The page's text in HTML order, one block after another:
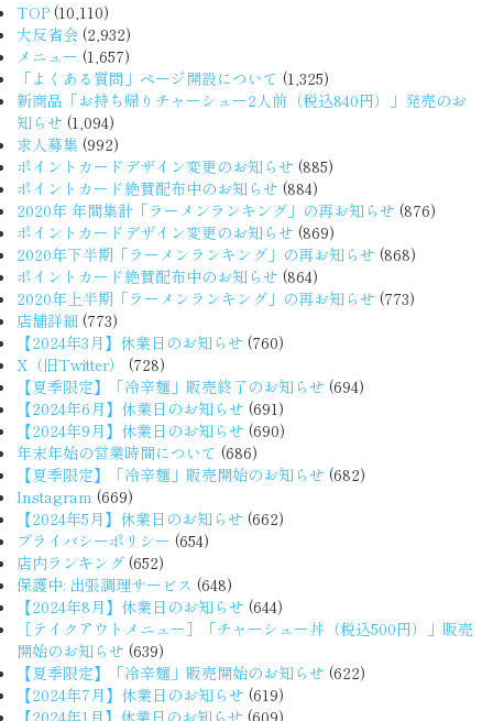
TOP (10,110)
大反省会 (2,932)
メニュー (1,657)
「よくある質問」ページ開設について (1,325)
新商品「お持ち帰りチャーシュー2人前（税込840円）」発売のお
知らせ (1,094)
求人募集 (992)
ポイントカードデザイン変更のお知らせ (885)
ポイントカード絶賛配布中のお知らせ (884)
2020年 年間集計「ラーメンランキング」の再お知らせ (876)
ポイントカードデザイン変更のお知らせ (869)
2020年下半期「ラーメンランキング」の再お知らせ (868)
ポイントカード絶賛配布中のお知らせ (864)
2020年上半期「ラーメンランキング」の再お知らせ (773)
店舗詳細 (773)
【2024年3月】休業日のお知らせ (760)
X（旧Twitter）
(728)
【夏季限定】「冷辛麺」販売終了のお知らせ (694)
【2024年6月】休業日のお知らせ (691)
【2024年9月】休業日のお知らせ (690)
年末年始の営業時間について (686)
【夏季限定】「冷辛麺」販売開始のお知らせ (682)
Instagram (669)
【2024年5月】休業日のお知らせ (662)
プライバシーポリシー (654)
店内ランキング (652)
保護中: 出張調理サービス (648)
【2024年8月】休業日のお知らせ (644)
［テイクアウトメニュー］「チャーシュー丼（税込500円）」販売
開始のお知らせ (639)
【夏季限定】「冷辛麺」販売開始のお知らせ (622)
【2024年7月】休業日のお知らせ (619)